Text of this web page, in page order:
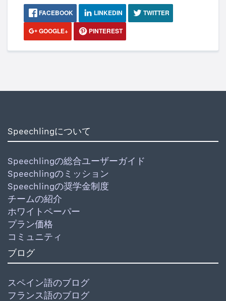
FACEBOOK LINKEDIN
TWITTER
GOOGLE+
PINTEREST
Speechlingについて
Speechlingの総合ユーザーガイド
Speechlingのミッション
Speechlingの奨学金制度
チームの紹介
ホワイトペーパー
プラン価格
コミュニティ
ブログ
スペイン語のブログ
フランス語のブログ